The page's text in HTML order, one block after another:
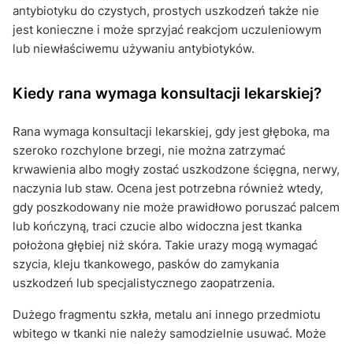
antybiotyku do czystych, prostych uszkodzeń także nie
jest konieczne i może sprzyjać reakcjom uczuleniowym
lub niewłaściwemu używaniu antybiotyków.
Kiedy rana wymaga konsultacji lekarskiej?
Rana wymaga konsultacji lekarskiej, gdy jest głęboka, ma
szeroko rozchylone brzegi, nie można zatrzymać
krwawienia albo mogły zostać uszkodzone ścięgna, nerwy,
naczynia lub staw. Ocena jest potrzebna również wtedy,
gdy poszkodowany nie może prawidłowo poruszać palcem
lub kończyną, traci czucie albo widoczna jest tkanka
położona głębiej niż skóra. Takie urazy mogą wymagać
szycia, kleju tkankowego, pasków do zamykania
uszkodzeń lub specjalistycznego zaopatrzenia.
Dużego fragmentu szkła, metalu ani innego przedmiotu
wbitego w tkanki nie należy samodzielnie usuwać. Może